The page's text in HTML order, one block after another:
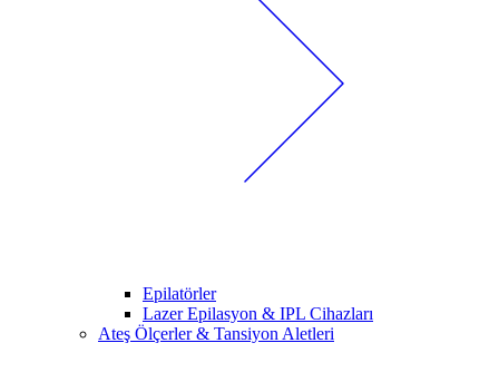
Epilatörler
Lazer Epilasyon & IPL Cihazları
Ateş Ölçerler & Tansiyon Aletleri